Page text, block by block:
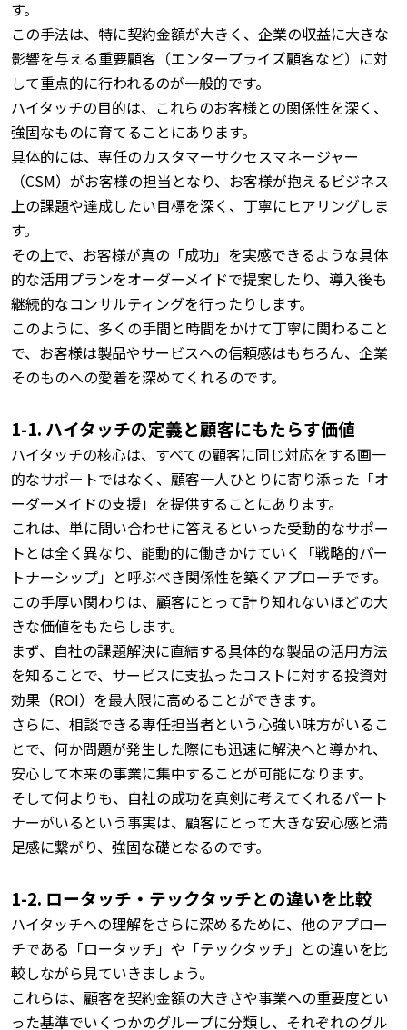
す。
この手法は、特に契約金額が大きく、企業の収益に大きな
影響を与える重要顧客（エンタープライズ顧客など）に対
して重点的に行われるのが一般的です。
ハイタッチの目的は、これらのお客様との関係性を深く、
強固なものに育てることにあります。
具体的には、専任のカスタマーサクセスマネージャー
（CSM）がお客様の担当となり、お客様が抱えるビジネス
上の課題や達成したい目標を深く、丁寧にヒアリングしま
す。
その上で、お客様が真の「成功」を実感できるような具体
的な活用プランをオーダーメイドで提案したり、導入後も
継続的なコンサルティングを行ったりします。
このように、多くの手間と時間をかけて丁寧に関わること
で、お客様は製品やサービスへの信頼感はもちろん、企業
そのものへの愛着を深めてくれるのです。
1-1. ハイタッチの定義と顧客にもたらす価値
ハイタッチの核心は、すべての顧客に同じ対応をする画一
的なサポートではなく、顧客一人ひとりに寄り添った「オ
ーダーメイドの支援」を提供することにあります。
これは、単に問い合わせに答えるといった受動的なサポー
トとは全く異なり、能動的に働きかけていく「戦略的パー
トナーシップ」と呼ぶべき関係性を築くアプローチです。
この手厚い関わりは、顧客にとって計り知れないほどの大
きな価値をもたらします。
まず、自社の課題解決に直結する具体的な製品の活用方法
を知ることで、サービスに支払ったコストに対する投資対
効果（ROI）を最大限に高めることができます。
さらに、相談できる専任担当者という心強い味方がいるこ
とで、何か問題が発生した際にも迅速に解決へと導かれ、
安心して本来の事業に集中することが可能になります。
そして何よりも、自社の成功を真剣に考えてくれるパート
ナーがいるという事実は、顧客にとって大きな安心感と満
足感に繋がり、強固な礎となるのです。
1-2. ロータッチ・テックタッチとの違いを比較
ハイタッチへの理解をさらに深めるために、他のアプロー
チである「ロータッチ」や「テックタッチ」との違いを比
較しながら見ていきましょう。
これらは、顧客を契約金額の大きさや事業への重要度とい
った基準でいくつかのグループに分類し、それぞれのグル